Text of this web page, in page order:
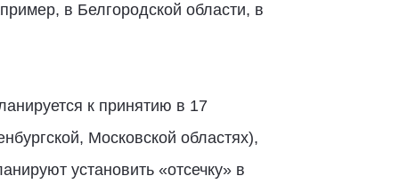
в Белгородской области, в
к принятию в 17
Московской областях),
установить «отсечку» в